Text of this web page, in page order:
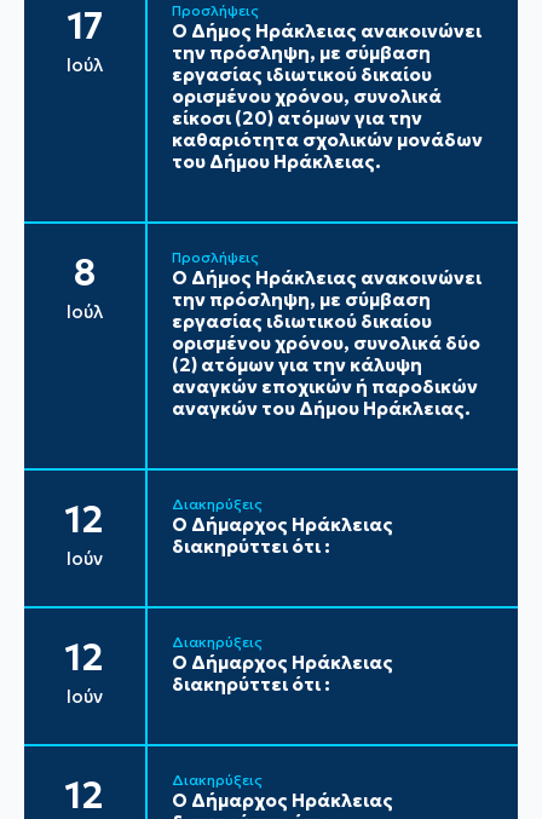
17
Ιούλ
Προσλήψεις
Ο Δήμος Ηράκλειας ανακοινώνει
την πρόσληψη, με σύμβαση
εργασίας ιδιωτικού δικαίου
ορισμένου χρόνου, συνολικά
είκοσι (20) ατόμων για την
καθαριότητα σχολικών μονάδων
του Δήμου Ηράκλειας.
8
Ιούλ
Προσλήψεις
Ο Δήμος Ηράκλειας ανακοινώνει
την πρόσληψη, με σύμβαση
εργασίας ιδιωτικού δικαίου
ορισμένου χρόνου, συνολικά δύο
(2) ατόμων για την κάλυψη
αναγκών εποχικών ή παροδικών
αναγκών του Δήμου Ηράκλειας.
12
Ιούν
Διακηρύξεις
Ο Δήμαρχος Ηράκλειας
διακηρύττει ότι :
12
Ιούν
Διακηρύξεις
Ο Δήμαρχος Ηράκλειας
διακηρύττει ότι :
12 Διακηρύξεις
Ο Δήμαρχος Ηράκλειας